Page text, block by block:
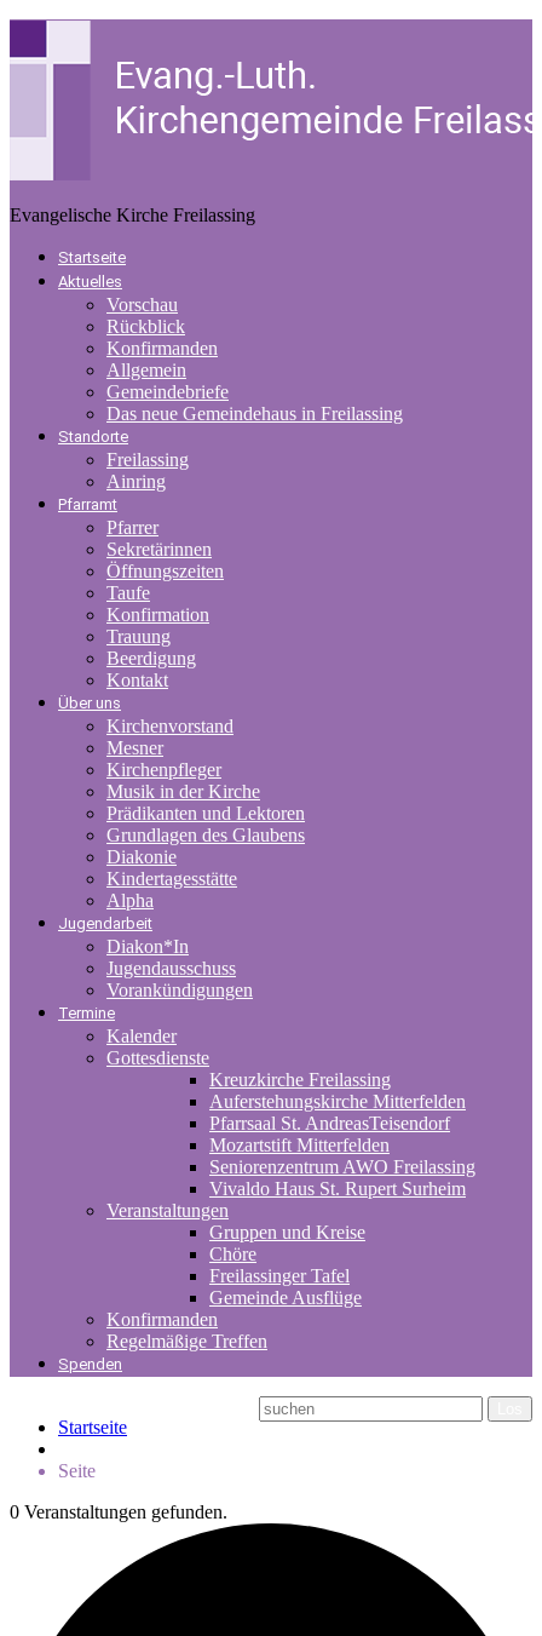
Evangelische Kirche Freilassing
Startseite
Aktuelles
Vorschau
Rückblick
Konfirmanden
Allgemein
Gemeindebriefe
Das neue Gemeindehaus in Freilassing
Standorte
Freilassing
Ainring
Pfarramt
Pfarrer
Sekretärinnen
Öffnungszeiten
Taufe
Konfirmation
Trauung
Beerdigung
Kontakt
Über uns
Kirchenvorstand
Mesner
Kirchenpfleger
Musik in der Kirche
Prädikanten und Lektoren
Grundlagen des Glaubens
Diakonie
Kindertagesstätte
Alpha
Jugendarbeit
Diakon*In
Jugendausschuss
Vorankündigungen
Termine
Kalender
Gottesdienste
Kreuzkirche Freilassing
Auferstehungskirche Mitterfelden
Pfarrsaal St. AndreasTeisendorf
Mozartstift Mitterfelden
Seniorenzentrum AWO Freilassing
Vivaldo Haus St. Rupert Surheim
Veranstaltungen
Gruppen und Kreise
Chöre
Freilassinger Tafel
Gemeinde Ausflüge
Konfirmanden
Regelmäßige Treffen
Spenden
Startseite
Seite
0 Veranstaltungen gefunden.